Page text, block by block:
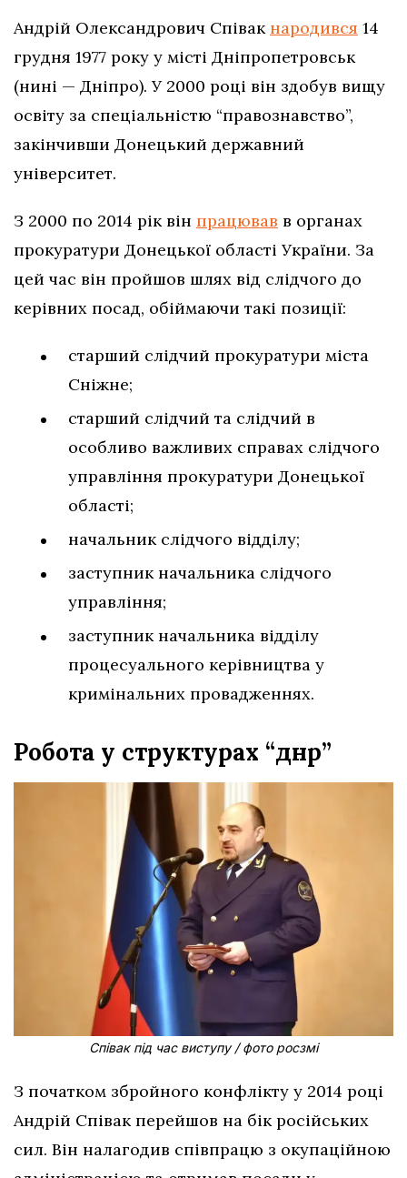
Андрій Олександрович Співак народився 14
грудня 1977 року у місті Дніпропетровськ
(нині — Дніпро). У 2000 році він здобув вищу
освіту за спеціальністю “правознавство”,
закінчивши Донецький державний
університет.
З 2000 по 2014 рік він працював в органах
прокуратури Донецької області України. За
цей час він пройшов шлях від слідчого до
керівних посад, обіймаючи такі позиції:
старший слідчий прокуратури міста
Сніжне;
старший слідчий та слідчий в
особливо важливих справах слідчого
управління прокуратури Донецької
області;
начальник слідчого відділу;
заступник начальника слідчого
управління;
заступник начальника відділу
процесуального керівництва у
кримінальних провадженнях.
Робота у структурах “днр”
Співак під час виступу / фото росзмі
З початком збройного конфлікту у 2014 році
Андрій Співак перейшов на бік російських
сил. Він налагодив співпрацю з окупаційною